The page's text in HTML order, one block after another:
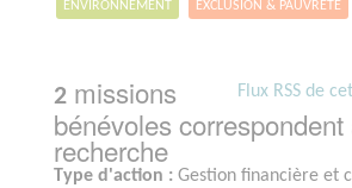
ENVIRONNEMENT EXCLUSION & PAUVRETÉ
Flux RSS de
2 missions
bénévoles
recherche
Type d'action : Gestion financière et